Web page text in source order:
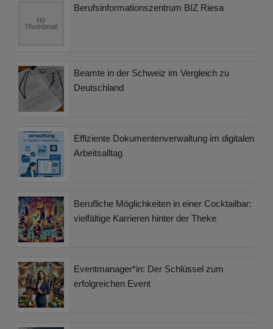
Berufsinformationszentrum BIZ Riesa
Beamte in der Schweiz im Vergleich zu
Deutschland
Effiziente Dokumentenverwaltung im digitalen
Arbeitsalltag
Berufliche Möglichkeiten in einer Cocktailbar:
vielfältige Karrieren hinter der Theke
Eventmanager*in: Der Schlüssel zum
erfolgreichen Event